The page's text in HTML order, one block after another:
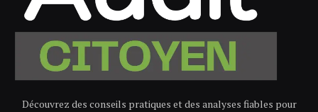
Découvrez des conseils pratiques et des analyses fiables pour